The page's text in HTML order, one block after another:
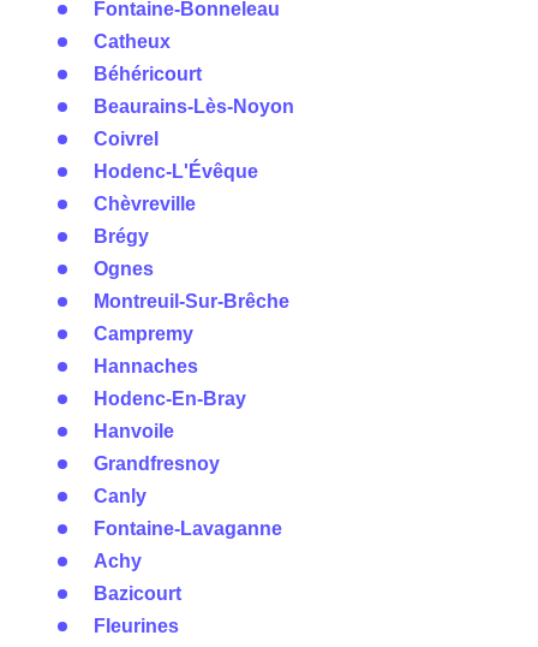
Fontaine-Bonneleau
Catheux
Béhéricourt
Beaurains-Lès-Noyon
Coivrel
Hodenc-L'Évêque
Chèvreville
Brégy
Ognes
Montreuil-Sur-Brêche
Campremy
Hannaches
Hodenc-En-Bray
Hanvoile
Grandfresnoy
Canly
Fontaine-Lavaganne
Achy
Bazicourt
Fleurines